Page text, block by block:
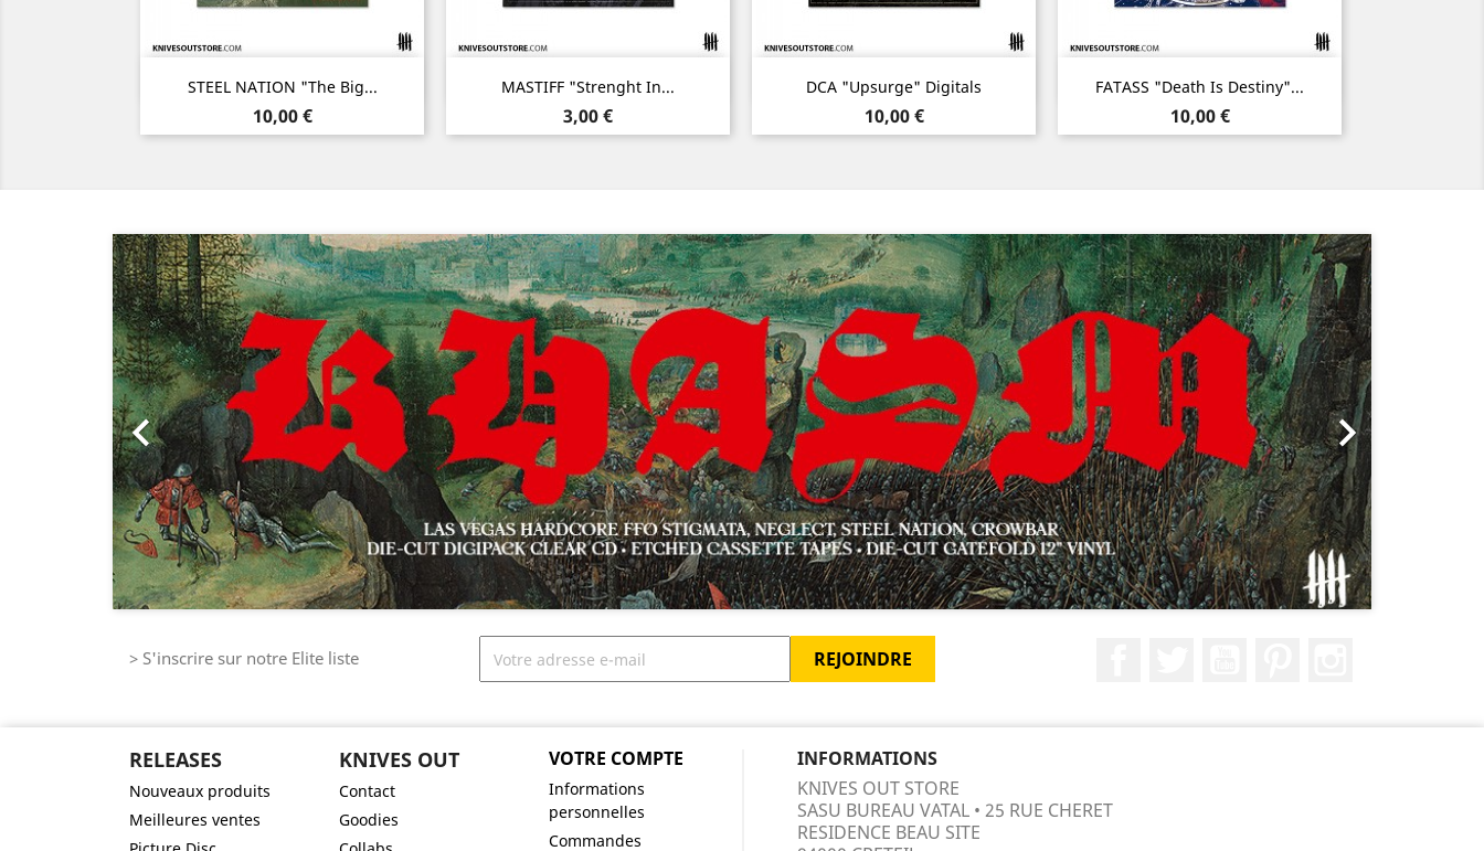
STEEL NATION "The Big...
Prix
10,00 €
 Aperçu rapide MASTIFF "Strenght In...
Prix
3,00 €
Aperçu rapide DCA "Upsurge" Digitals
Prix
10,00 €
Aperçu rapide FATASS "Death Is Destiny"...
Prix
10,00 €
 Aperçu rapide

Précédent

Suivant
> S'inscrire sur notre Elite liste
RELEASES
Nouveaux produits
Meilleures ventes
KNIVES OUT
Contact
Goodies
VOTRE COMPTE
Informations
personnelles
Commandes
INFORMATIONS
KNIVES OUT STORE
SASU BUREAU VATAL • 25 RUE CHERET
RESIDENCE BEAU SITE